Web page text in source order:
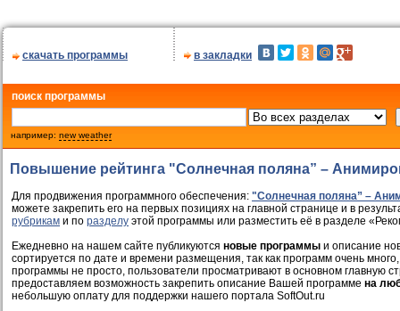
скачать программы в закладки
поиск программы
например: new weather
Повышение рейтинга "Солнечная поляна” –
Для продвижения программного обеспечения: "Солнечная поляна” –
можете закрепить его на первых позициях на главной странице и в
рубрикам и по разделу этой программы или разместить её в разделе
Ежедневно на нашем сайте публикуются новые программы и описание
сортируется по дате и времени размещения, так как программ очень
программы не просто, пользователи просматривают в основном главную
предоставляем возможность закрепить описание Вашей программе на
небольшую оплату для поддержки нашего портала SoftOut.ru